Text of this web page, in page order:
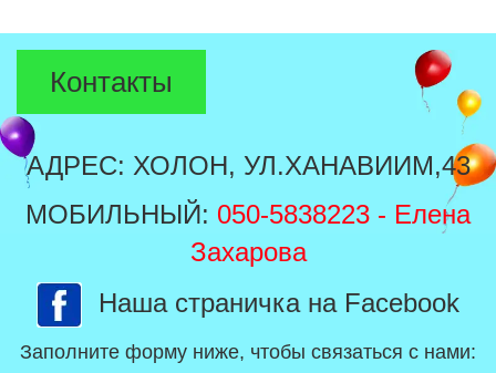
Контакты
АДРЕС: ХОЛОН, УЛ.ХАНАВИИМ,43
МОБИЛЬНЫЙ: 050-5838223 - Елена
Захарова
Наша страничка на Facebook
Заполните форму ниже, чтобы связаться с нами: